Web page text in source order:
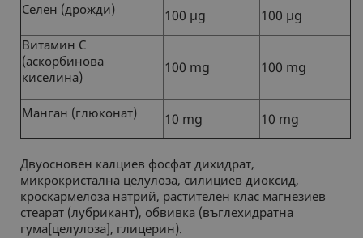
Селен (дрожди) 100 µg 100 µg
Витамин С
(аскорбинова
киселина)
100 mg 100 mg
Манган (глюконат) 10 mg 10 mg
Двуосновен калциев фосфат дихидрат,
микрокристална целулоза, силициев диоксид,
кроскармелоза натрий, растителен клас магнезиев
стеарат (лубрикант), обвивка (въглехидратна
гума[целулоза], глицерин).